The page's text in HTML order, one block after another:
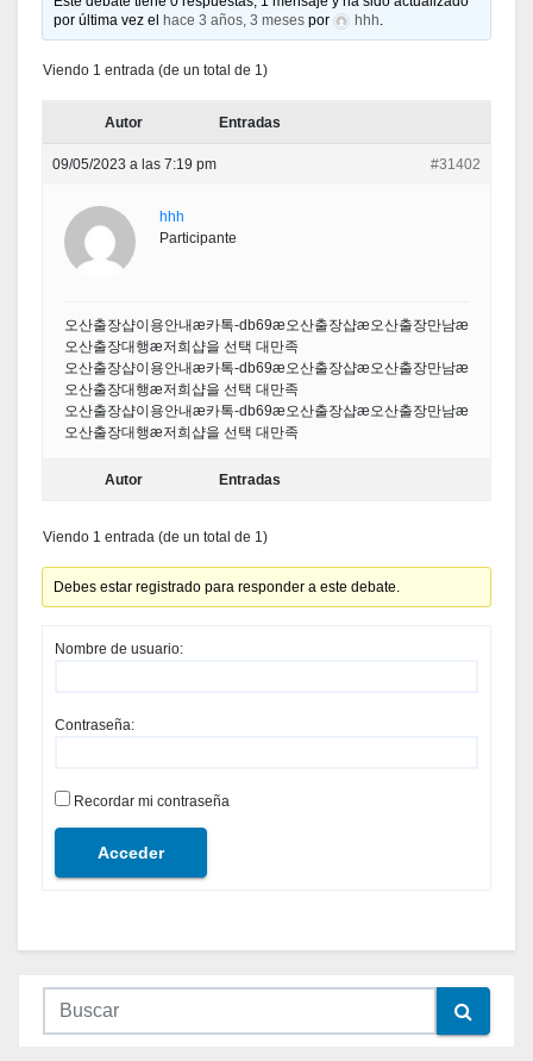
por última vez el
hace 3 años, 3 meses por hhh.
Viendo 1 entrada (de un total de 1)
Autor Entradas
09/05/2023 a las 7:19 pm #31402
hhh
Participante
오산출장샵이용안내æ카톡-db69æ오산출장샵æ오산출장만남æ
오산출장대행æ저희샵을 선택 대만족
오산출장샵이용안내æ카톡-db69æ오산출장샵æ오산출장만남æ
오산출장대행æ저희샵을 선택 대만족
오산출장샵이용안내æ카톡-db69æ오산출장샵æ오산출장만남æ
오산출장대행æ저희샵을 선택 대만족
Autor Entradas
Viendo 1 entrada (de un total de 1)
Debes estar registrado para responder a este debate.
Nombre de usuario:
Contraseña:
Recordar mi contraseña
Acceder